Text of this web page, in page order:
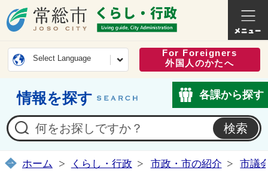
常総市公式ホームページ
くらし
Select Language
For Foreigners
外国人のかたへ
情報を探す 各課から探す
ホーム くらし・行政 市政・市の紹介 市議